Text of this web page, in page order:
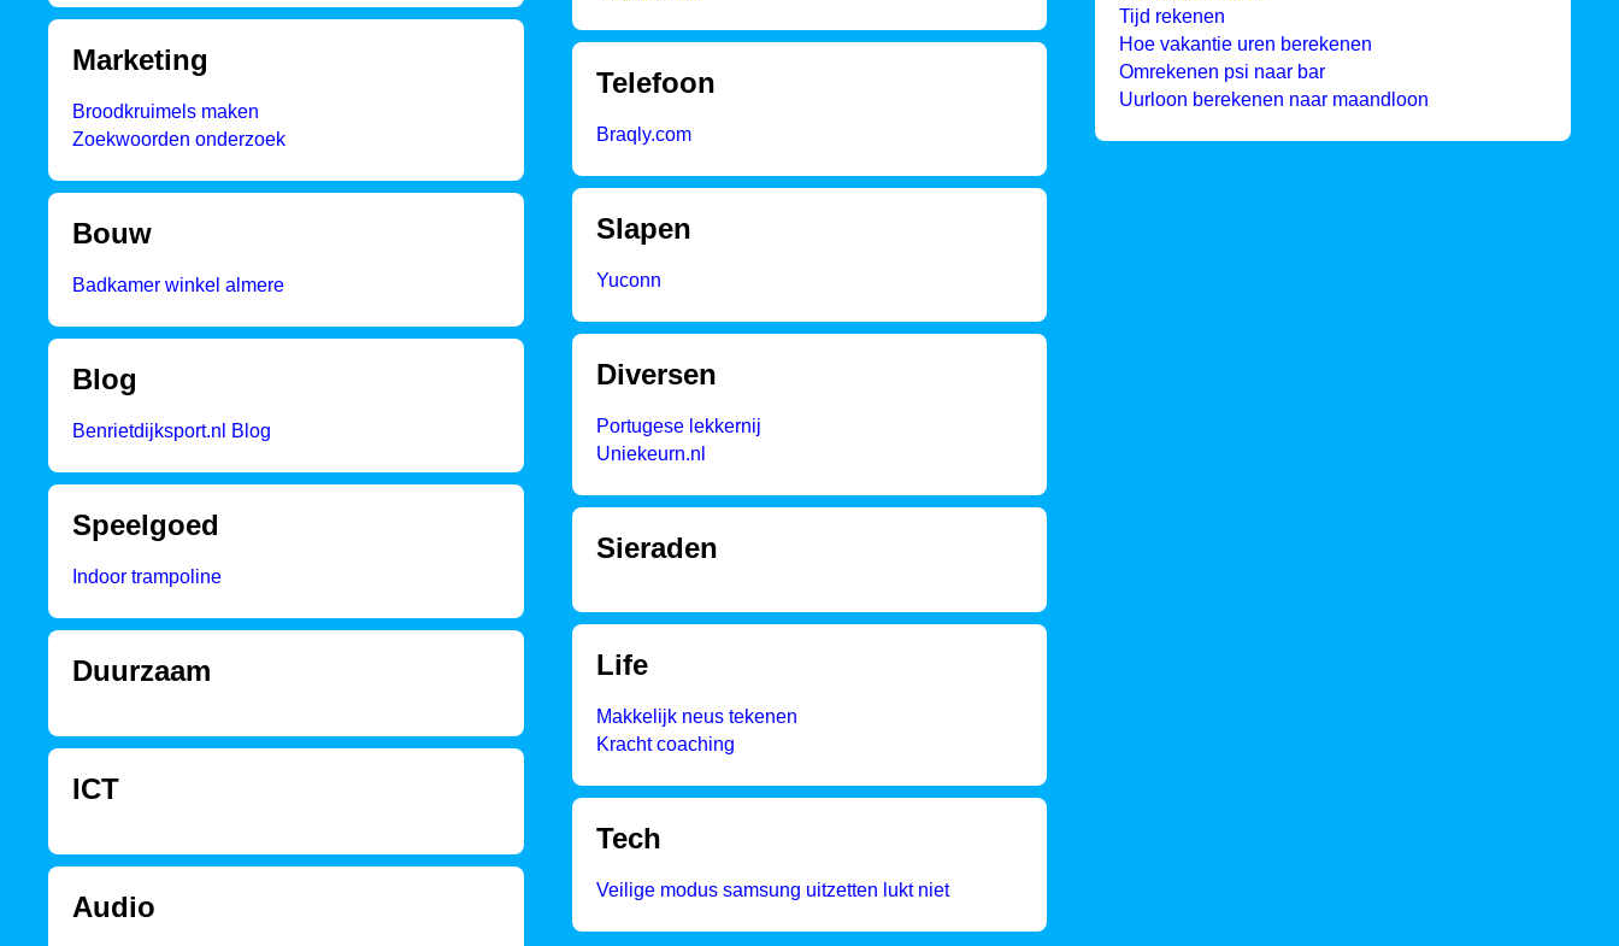
Marketing
Broodkruimels maken
Zoekwoorden onderzoek
Bouw
Badkamer winkel almere
Blog
Benrietdijksport.nl Blog
Speelgoed
Indoor trampoline
Duurzaam
ICT
Audio
Telefoon
Braqly.com
Slapen
Yuconn
Diversen
Portugese lekkernij
Uniekeurn.nl
Sieraden
Life
Makkelijk neus tekenen
Kracht coaching
Tech
Veilige modus samsung uitzetten lukt niet
Tijd rekenen
Hoe vakantie uren berekenen
Omrekenen psi naar bar
Uurloon berekenen naar maandloon